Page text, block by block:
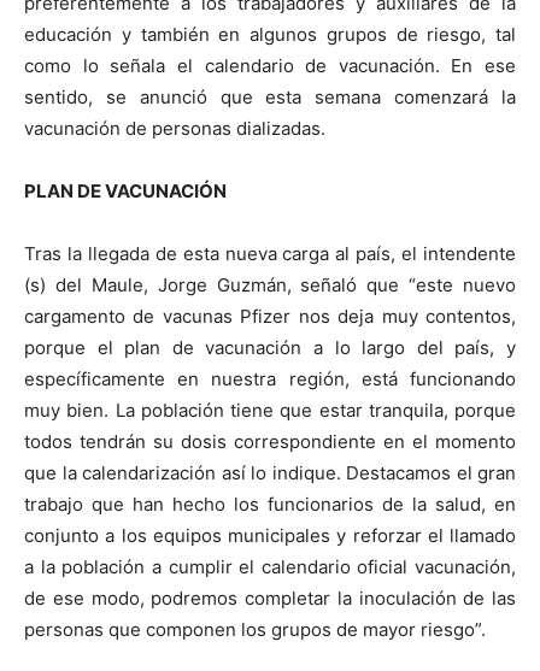
educación y también en algunos grupos de riesgo, tal
como lo señala el calendario de vacunación. En ese
sentido, se anunció que esta semana comenzará la
vacunación de personas dializadas.
PLAN DE VACUNACIÓN
Tras la llegada de esta nueva carga al país, el intendente
(s) del Maule, Jorge Guzmán, señaló que “este nuevo
cargamento de vacunas Pfizer nos deja muy contentos,
porque el plan de vacunación a lo largo del país, y
específicamente en nuestra región, está funcionando
muy bien. La población tiene que estar tranquila, porque
todos tendrán su dosis correspondiente en el momento
que la calendarización así lo indique. Destacamos el gran
trabajo que han hecho los funcionarios de la salud, en
conjunto a los equipos municipales y reforzar el llamado
a la población a cumplir el calendario oficial vacunación,
de ese modo, podremos completar la inoculación de las
personas que componen los grupos de mayor riesgo”.